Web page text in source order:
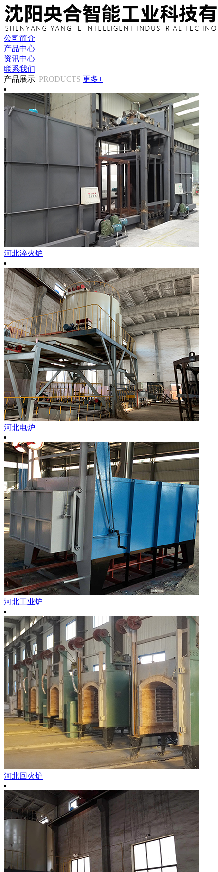
公司简介
产品中心
资讯中心
联系我们
产品展示 PRODUCTS 更多+
河北淬火炉
河北电炉
河北工业炉
河北回火炉